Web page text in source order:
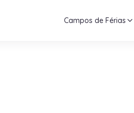
Campos de Férias